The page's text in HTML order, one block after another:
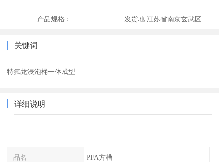
产品规格： 发货地:江苏省南京玄武区
关键词
特氟龙浸泡桶一体成型
详细说明
品名 PFA方槽